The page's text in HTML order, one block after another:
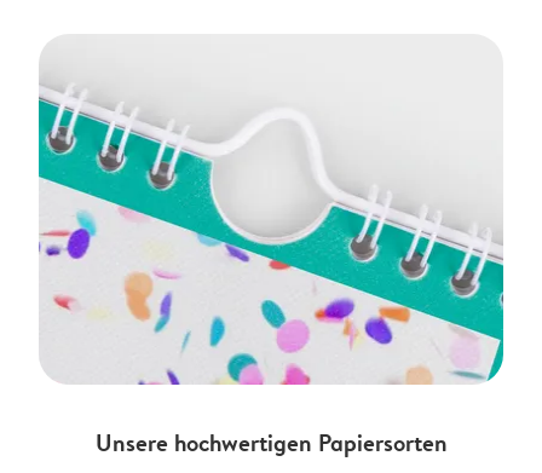
Unsere hochwertigen Papiersorten